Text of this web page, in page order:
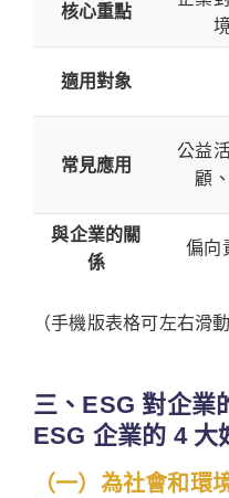
核心重點
適用對象
常見應用
公益
顧
與企業的關
係
偏向
（手機版表格可左右滑動
三、ESG 對企業
ESG 企業的 4 大
（一）為社會和環